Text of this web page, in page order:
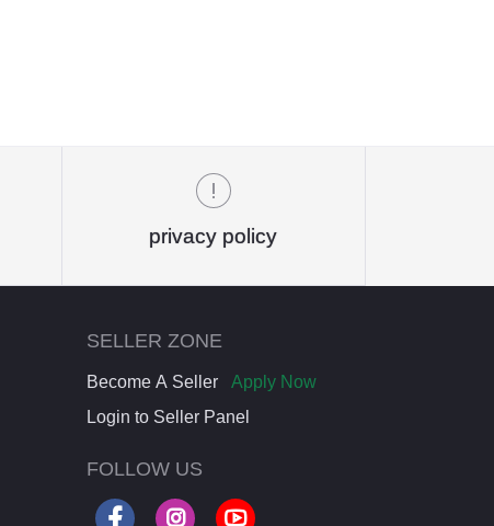
privacy policy
SELLER ZONE
Become A Seller
Apply Now
Login to Seller Panel
FOLLOW US